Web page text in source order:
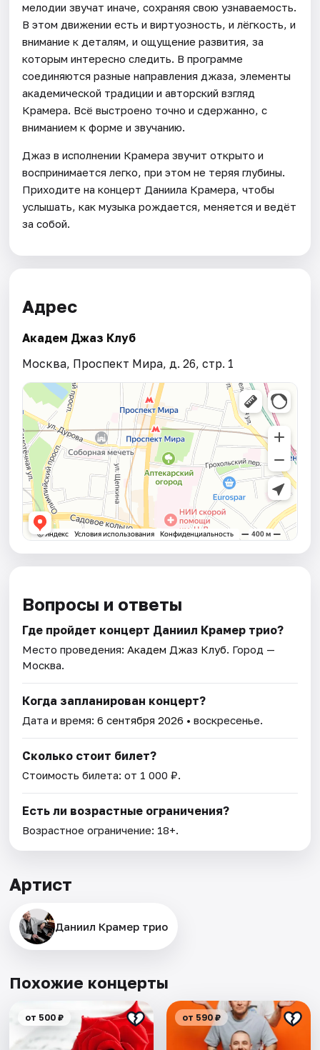
мелодии звучат иначе, сохраняя свою узнаваемость.
В этом движении есть и виртуозность, и лёгкость, и
внимание к деталям, и ощущение развития, за
которым интересно следить. В программе
соединяются разные направления джаза, элементы
академической традиции и авторский взгляд
Крамера. Всё выстроено точно и сдержанно, с
вниманием к форме и звучанию.
Джаз в исполнении Крамера звучит открыто и
воспринимается легко, при этом не теряя глубины.
Приходите на концерт Даниила Крамера, чтобы
услышать, как музыка рождается, меняется и ведёт
за собой.
Адрес
Академ Джаз Клуб
Москва, Проспект Мира, д. 26, стр. 1
Вопросы и ответы
Где пройдет концерт Даниил Крамер трио?
Место проведения:Академ Джаз Клуб. Город —
Москва.
Когда запланирован концерт?
Дата и время:6 сентября 2026 • воскресенье.
Сколько стоит билет?
Стоимость билета: от 1 000 ₽.
Есть ли возрастные ограничения?
Возрастное ограничение: 18+.
Артист
Даниил Крамер трио
Похожие концерты
от 500 ₽ от 590 ₽